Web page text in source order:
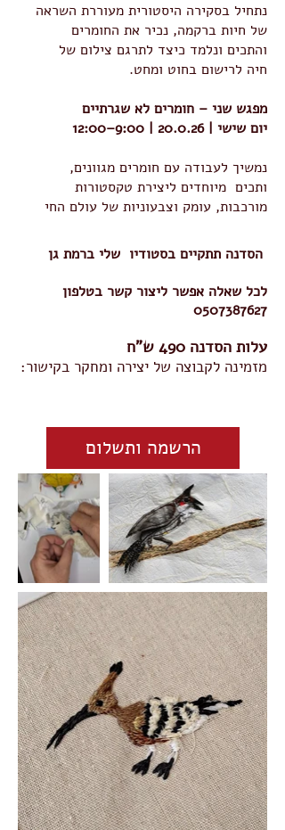
נתחיל בסקירה היסטורית מעוררת השראה
של חיות ברקמה, נכיר את החומרים
והתכים ונלמד כיצד לתרגם צילום של
חיה לרישום בחוט ומחט.
מפגש שני – חומרים לא שגרתיים
יום שישי | 20.0.26 | 9:00–12:00
נמשיך לעבודה עם חומרים מגוונים,
ותכים מיוחדים ליצירת טקסטורות
מורכבות, עומק וצבעוניות של עולם החי
לכל שאלה אפשר ליצור קשר בטלפון
0507387627
עלות הסדנה 490 ש"ח
מזמינה לקבוצה של יצירה ומחקר בקישור:
הרשמה ותשלום